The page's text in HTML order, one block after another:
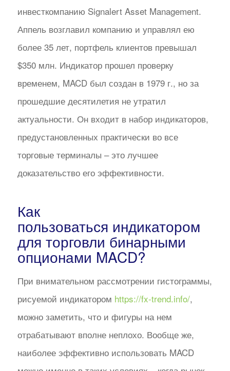
инвесткомпанию Signalert Asset Management.
Аппель возглавил компанию и управлял ею
более 35 лет, портфель клиентов превышал
$350 млн. Индикатор прошел проверку
временем, MACD был создан в 1979 г., но за
прошедшие десятилетия не утратил
актуальности. Он входит в набор индикаторов,
предустановленных практически во все
торговые терминалы – это лучшее
доказательство его эффективности.
Как
пользоваться индикатором
для торговли бинарными
опционами MACD?
При внимательном рассмотрении гистограммы,
рисуемой индикатором https://fx-trend.info/,
можно заметить, что и фигуры на нем
отрабатывают вполне неплохо. Вообще же,
наиболее эффективно использовать MACD